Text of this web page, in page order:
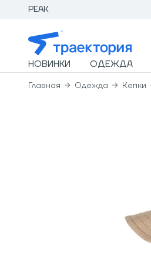
PEAK
НОВИНКИ ОДЕЖДА
Главная Одежда Кепки